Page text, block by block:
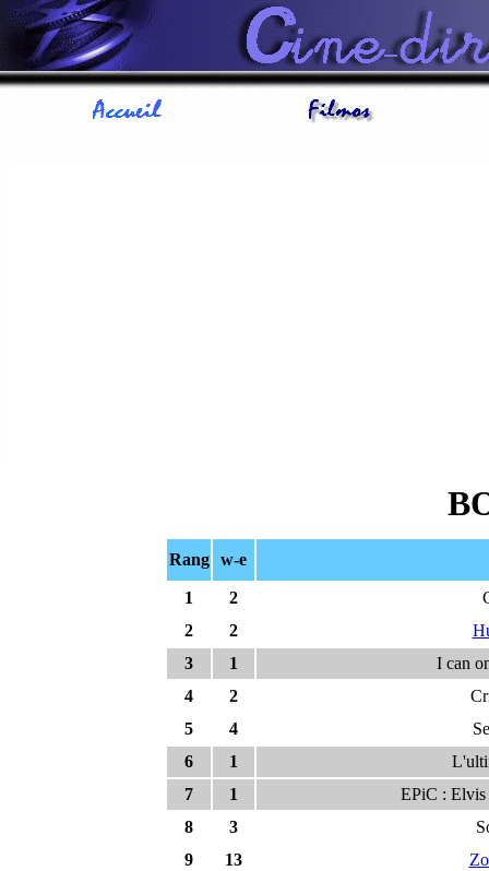
Rang w-e
1 2
2
2
3
1
I can
4
2
5
4
6
1
7
1
EPiC : Elvis
8
3
9
13